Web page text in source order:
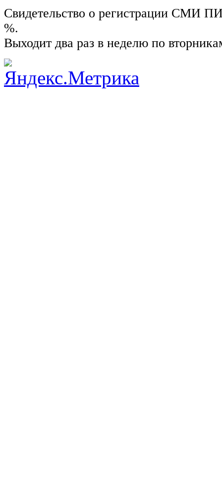
Свидетельство о регистрации СМИ
%.
Выходит два раз в неделю по